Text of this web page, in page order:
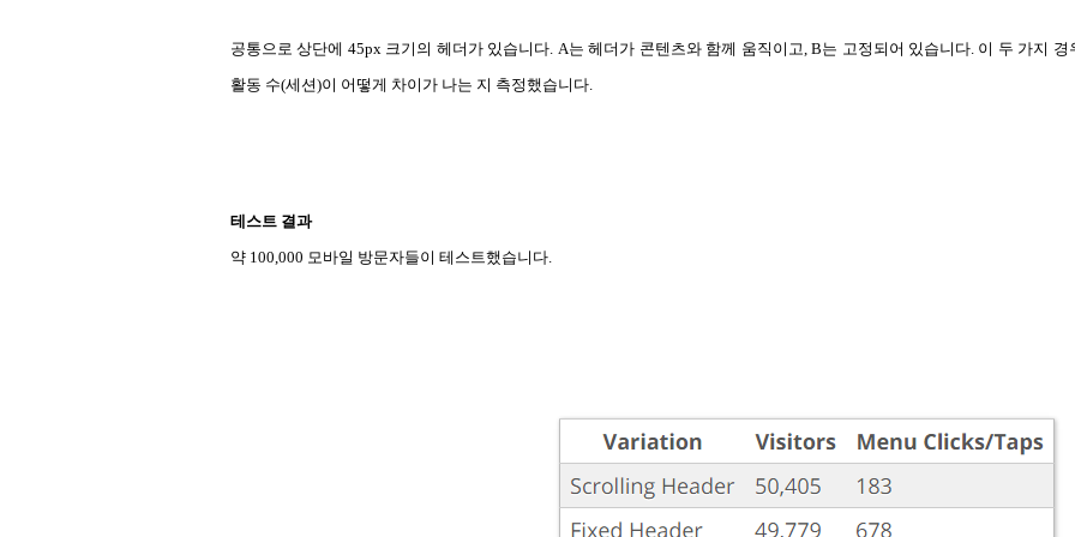
공통으로 상단에 45px 크기의 헤더가 있습니다. A는 헤더가 콘텐츠와 함께 움직이고, B는 고정되어 있습니다. 이 두 가지
활동 수(세션)이 어떻게 차이가 나는 지 측정했습니다.
테스트 결과
약 100,000 모바일 방문자들이 테스트했습니다.